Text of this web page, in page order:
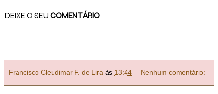
DEIXE O SEUCOMENTÁRIO
Francisco Cleudimar F. de Lira às 13:44 Nenhum comentário: